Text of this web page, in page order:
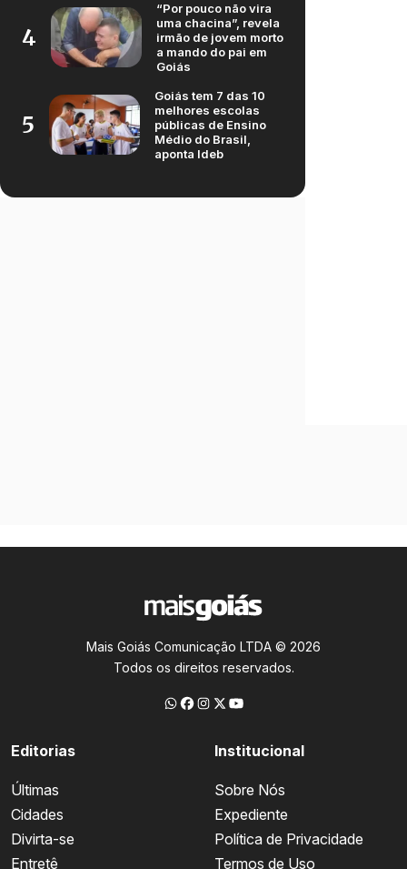
4
“Por pouco não vira
uma chacina”, revela
irmão de jovem morto
a mando do pai em
Goiás
5
Goiás tem 7 das 10
melhores escolas
públicas de Ensino
Médio do Brasil,
aponta Ideb
Mais Goiás Comunicação LTDA © 2026
Todos os direitos reservados.
Editorias
Últimas
Cidades
Divirta-se
Entretê
Institucional
Sobre Nós
Expediente
Política de Privacidade
Termos de Uso